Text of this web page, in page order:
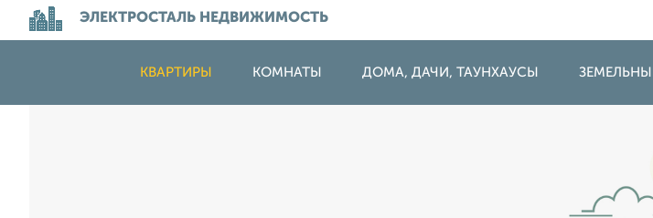
ЭЛЕКТРОСТАЛЬ НЕДВИЖИМОСТЬ
КВАРТИРЫ КОМНАТЫ ДОМА, ДАЧИ, ТАУНХАУСЫ